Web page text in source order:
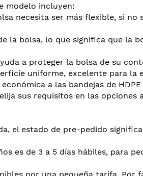
modelo incluyen:
necesita ser más flexible, si
la bolsa, lo que significa que la
a proteger la bolsa de su
uniforme, excelente para la
a las bandejas de
sus requisitos en las
el estado de pre-pedido
es de 3 a 5 días hábiles, para